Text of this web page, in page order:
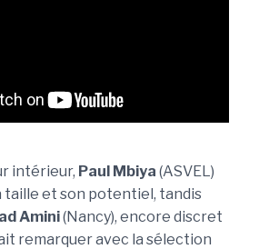
intérieur, Paul Mbiya (ASVEL)
taille et son potentiel, tandis
Amini(Nancy), encore discret
remarquer avec la sélection